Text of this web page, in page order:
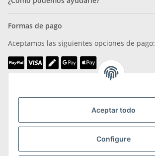
Aceptar todo
Configure
Formas de pago
Aceptamos las siguientes opciones de pago: